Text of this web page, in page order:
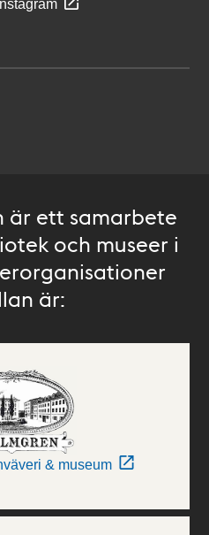
är ett samarbete
och museer i
är:
& museum